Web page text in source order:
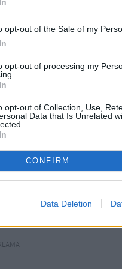
opt-out of the Sale of my
opt-out of processing my
opt-out of Collection, Use,
Data that Is Unrelated
CONFIRM
Data Deletion
podatkowym
darowizn między
podejmowania
zdrowotnym i
przed sądami i
które
powodu
realną ochronę
które